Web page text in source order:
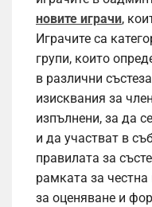
новите играчи,
Играчите са
групи, които
в различни
изисквания за
изпълнени, за да
и да участват в
правилата за
рамката за честна
за оценяване и